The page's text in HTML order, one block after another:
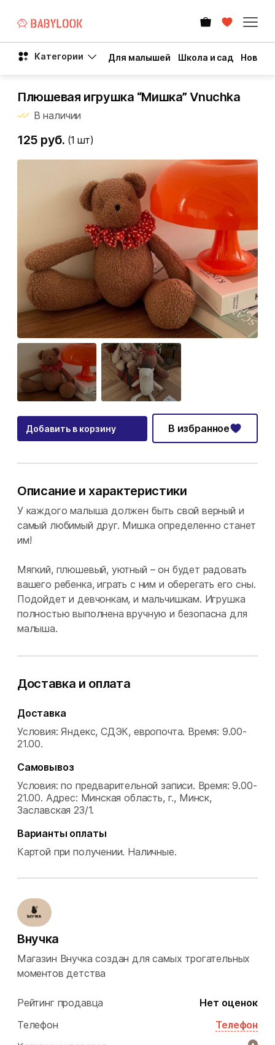
Категории Для малышей Школа и сад Новый
Плюшевая игрушка “Мишка” Vnuchka
В наличии
125 руб. (1 шт)
Добавить в корзину В избранное
Описание и характеристики
У каждого малыша должен быть свой верный и
самый любимый друг. Мишка определенно станет
им!
Мягкий, плюшевый, уютный – он будет радовать
вашего ребенка, играть с ним и оберегать его сны.
Подойдет и девчонкам, и мальчишкам. Игрушка
полностью выполнена вручную и безопасна для
малыша.
Доставка и оплата
Доставка
Условия: Яндекс, СДЭК, европочта. Время: 9.00-
21.00.
Самовывоз
Условия: по предварительной записи. Время: 9.00-
21.00. Адрес: Минская область, г., Минск,
Заславская 23/1.
Варианты оплаты
Картой при получении. Наличные.
Внучка
Магазин Внучка создан для самых трогательных
моментов детства
Рейтинг продавца
Нет оценок
Телефон
Телефон